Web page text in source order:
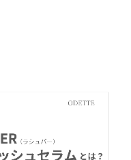
到着後、1週間以内に
はできません。